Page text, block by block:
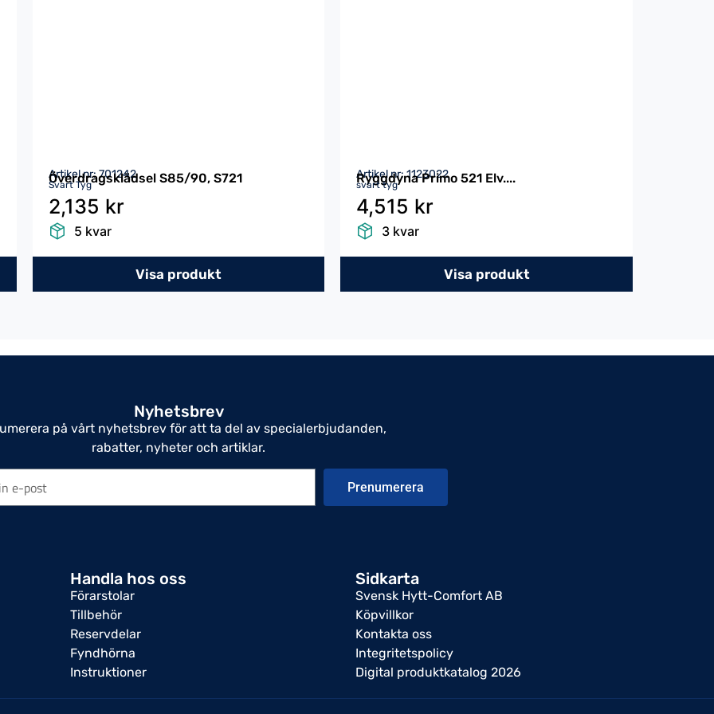
Artikel nr: 701242
Överdragsklädsel S85/90, S721
Svart Tyg
2,135 kr
5 kvar
Visa produkt
Artikel nr: 1123022
Ryggdyna Primo 521 Elv....
svart tyg
4,515 kr
3 kvar
Visa produkt
Nyhetsbrev
på vårt nyhetsbrev för att ta del av specialerbjudanden,
rabatter, nyheter och artiklar.
Prenumerera
Handla hos oss
Förarstolar
Tillbehör
Reservdelar
Fyndhörna
Instruktioner
Sidkarta
Svensk Hytt-Comfort AB
Köpvillkor
Kontakta oss
Integritetspolicy
Digital produktkatalog 2026